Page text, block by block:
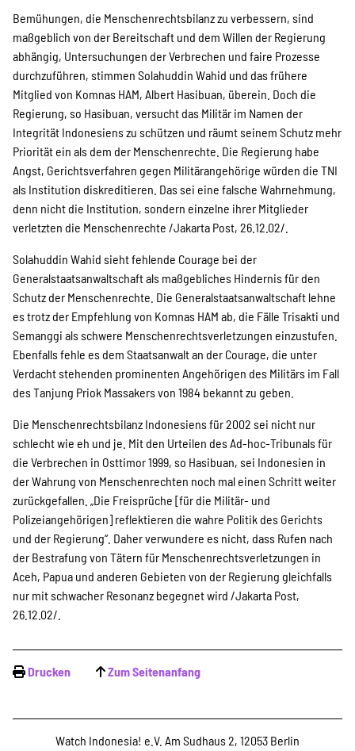
Bemühungen, die Menschenrechtsbilanz zu verbessern, sind
maßgeblich von der Bereitschaft und dem Willen der Regierung
abhängig, Untersuchungen der Verbrechen und faire Prozesse
durchzuführen, stimmen Solahuddin Wahid und das frühere
Mitglied von Komnas HAM, Albert Hasibuan, überein. Doch die
Regierung, so Hasibuan, versucht das Militär im Namen der
Integrität Indonesiens zu schützen und räumt seinem Schutz mehr
Priorität ein als dem der Menschenrechte. Die Regierung habe
Angst, Gerichtsverfahren gegen Militärangehörige würden die TNI
als Institution diskreditieren. Das sei eine falsche Wahrnehmung,
denn nicht die Institution, sondern einzelne ihrer Mitglieder
verletzten die Menschenrechte /Jakarta Post, 26.12.02/.
Solahuddin Wahid sieht fehlende Courage bei der
Generalstaatsanwaltschaft als maßgebliches Hindernis für den
Schutz der Menschenrechte. Die Generalstaatsanwaltschaft lehne
es trotz der Empfehlung von Komnas HAM ab, die Fälle Trisakti und
Semanggi als schwere Menschenrechtsverletzungen einzustufen.
Ebenfalls fehle es dem Staatsanwalt an der Courage, die unter
Verdacht stehenden prominenten Angehörigen des Militärs im Fall
des Tanjung Priok Massakers von 1984 bekannt zu geben.
Die Menschenrechtsbilanz Indonesiens für 2002 sei nicht nur
schlecht wie eh und je. Mit den Urteilen des Ad-hoc-Tribunals für
die Verbrechen in Osttimor 1999, so Hasibuan, sei Indonesien in
der Wahrung von Menschenrechten noch mal einen Schritt weiter
zurückgefallen. „Die Freisprüche [für die Militär- und
Polizeiangehörigen] reflektieren die wahre Politik des Gerichts
und der Regierung“. Daher verwundere es nicht, dass Rufen nach
der Bestrafung von Tätern für Menschenrechtsverletzungen in
Aceh, Papua und anderen Gebieten von der Regierung gleichfalls
nur mit schwacher Resonanz begegnet wird /Jakarta Post,
26.12.02/.
Drucken Zum Seitenanfang
Watch Indonesia! e.V. Am Sudhaus 2, 12053 Berlin